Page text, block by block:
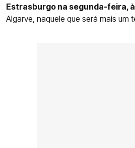
Estrasburgo na segunda-feira,
Algarve, naquele que será mais um